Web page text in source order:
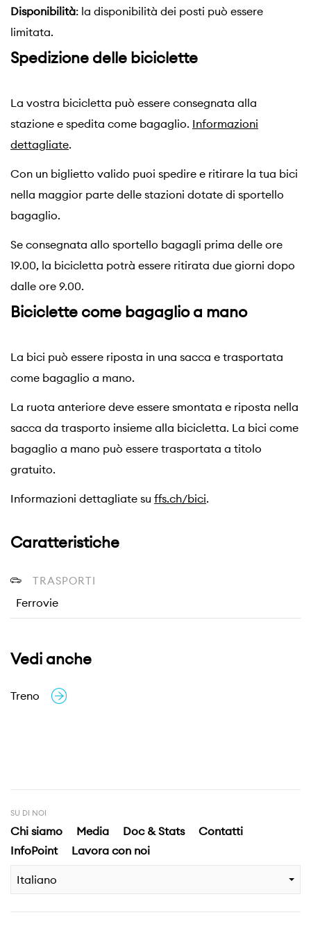
Disponibilità: la disponibilità dei posti può essere
limitata.
Spedizione delle biciclette
La vostra bicicletta può essere consegnata alla
stazione e spedita come bagaglio. Informazioni
dettagliate.
Con un biglietto valido puoi spedire e ritirare la tua bici
nella maggior parte delle stazioni dotate di sportello
bagaglio.
Se consegnata allo sportello bagagli prima delle ore
19.00, la bicicletta potrà essere ritirata due giorni dopo
dalle ore 9.00.
Biciclette come bagaglio a mano
La bici può essere riposta in una sacca e trasportata
come bagaglio a mano.
La ruota anteriore deve essere smontata e riposta nella
sacca da trasporto insieme alla bicicletta. La bici come
bagaglio a mano può essere trasportata a titolo
gratuito.
Informazioni dettagliate su ffs.ch/bici.
Caratteristiche
TRASPORTI
Ferrovie
Vedi anche
Treno
SU DI NOI
Chi siamo Media Doc & Stats
Contatti
InfoPoint
Lavora con noi
Italiano